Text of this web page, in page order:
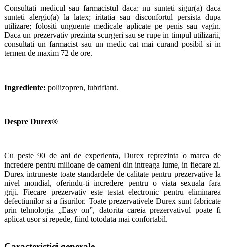
Consultati medicul sau farmacistul daca: nu sunteti sigur(a) daca
sunteti alergic(a) la latex; iritatia sau disconfortul persista dupa
utilizare; folositi unguente medicale aplicate pe penis sau vagin.
Daca un prezervativ prezinta scurgeri sau se rupe in timpul utilizarii,
consultati un farmacist sau un medic cat mai curand posibil si in
termen de maxim 72 de ore.
Ingrediente: poliizopren, lubrifiant.
Despre Durex®
Cu peste 90 de ani de experienta, Durex reprezinta o marca de
incredere pentru milioane de oameni din intreaga lume, in fiecare zi.
Durex intruneste toate standardele de calitate pentru prezervative la
nivel mondial, oferindu-ti incredere pentru o viata sexuala fara
griji. Fiecare prezervativ este testat electronic pentru eliminarea
defectiunilor si a fisurilor. Toate prezervativele Durex sunt fabricate
prin tehnologia „Easy on”, datorita careia prezervativul poate fi
aplicat usor si repede, fiind totodata mai confortabil.